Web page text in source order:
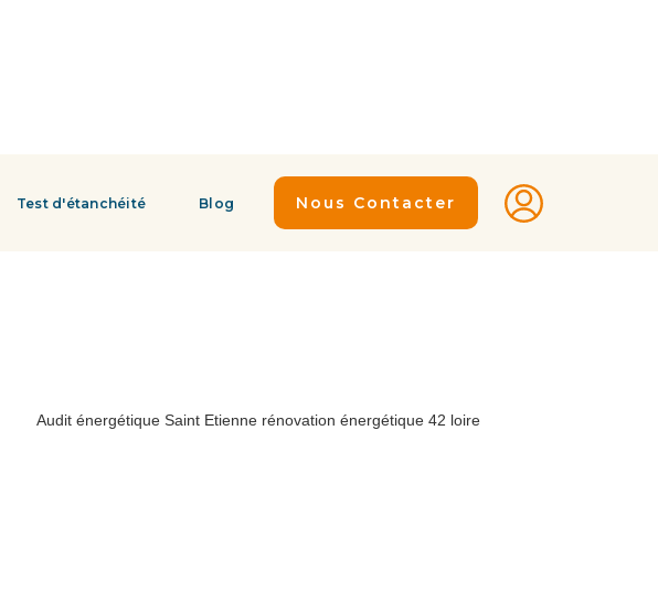
Test d'étanchéité Blog Nous Contacter